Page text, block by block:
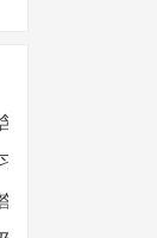
答案）
题及答案
案